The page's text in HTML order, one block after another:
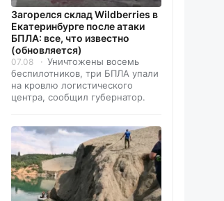
Загорелся склад Wildberries в
Екатеринбурге после атаки
БПЛА: все, что известно
(обновляется)
07.08
Уничтожены восемь
беспилотников, три БПЛА упали
на кровлю логистического
центра, сообщил губернатор.